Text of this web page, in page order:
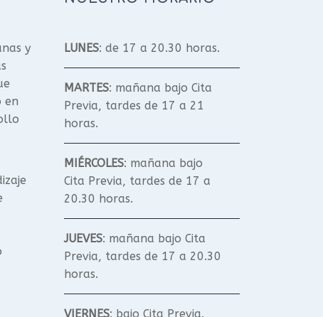
y
en
LUNES: de 17 a 20.30 horas.
MARTES: mañana bajo Cita
Previa, tardes de 17 a 21
horas.
MIÉRCOLES: mañana bajo
Cita Previa, tardes de 17 a
20.30 horas.
JUEVES: mañana bajo Cita
Previa, tardes de 17 a 20.30
horas.
VIERNES: bajo Cita Previa.